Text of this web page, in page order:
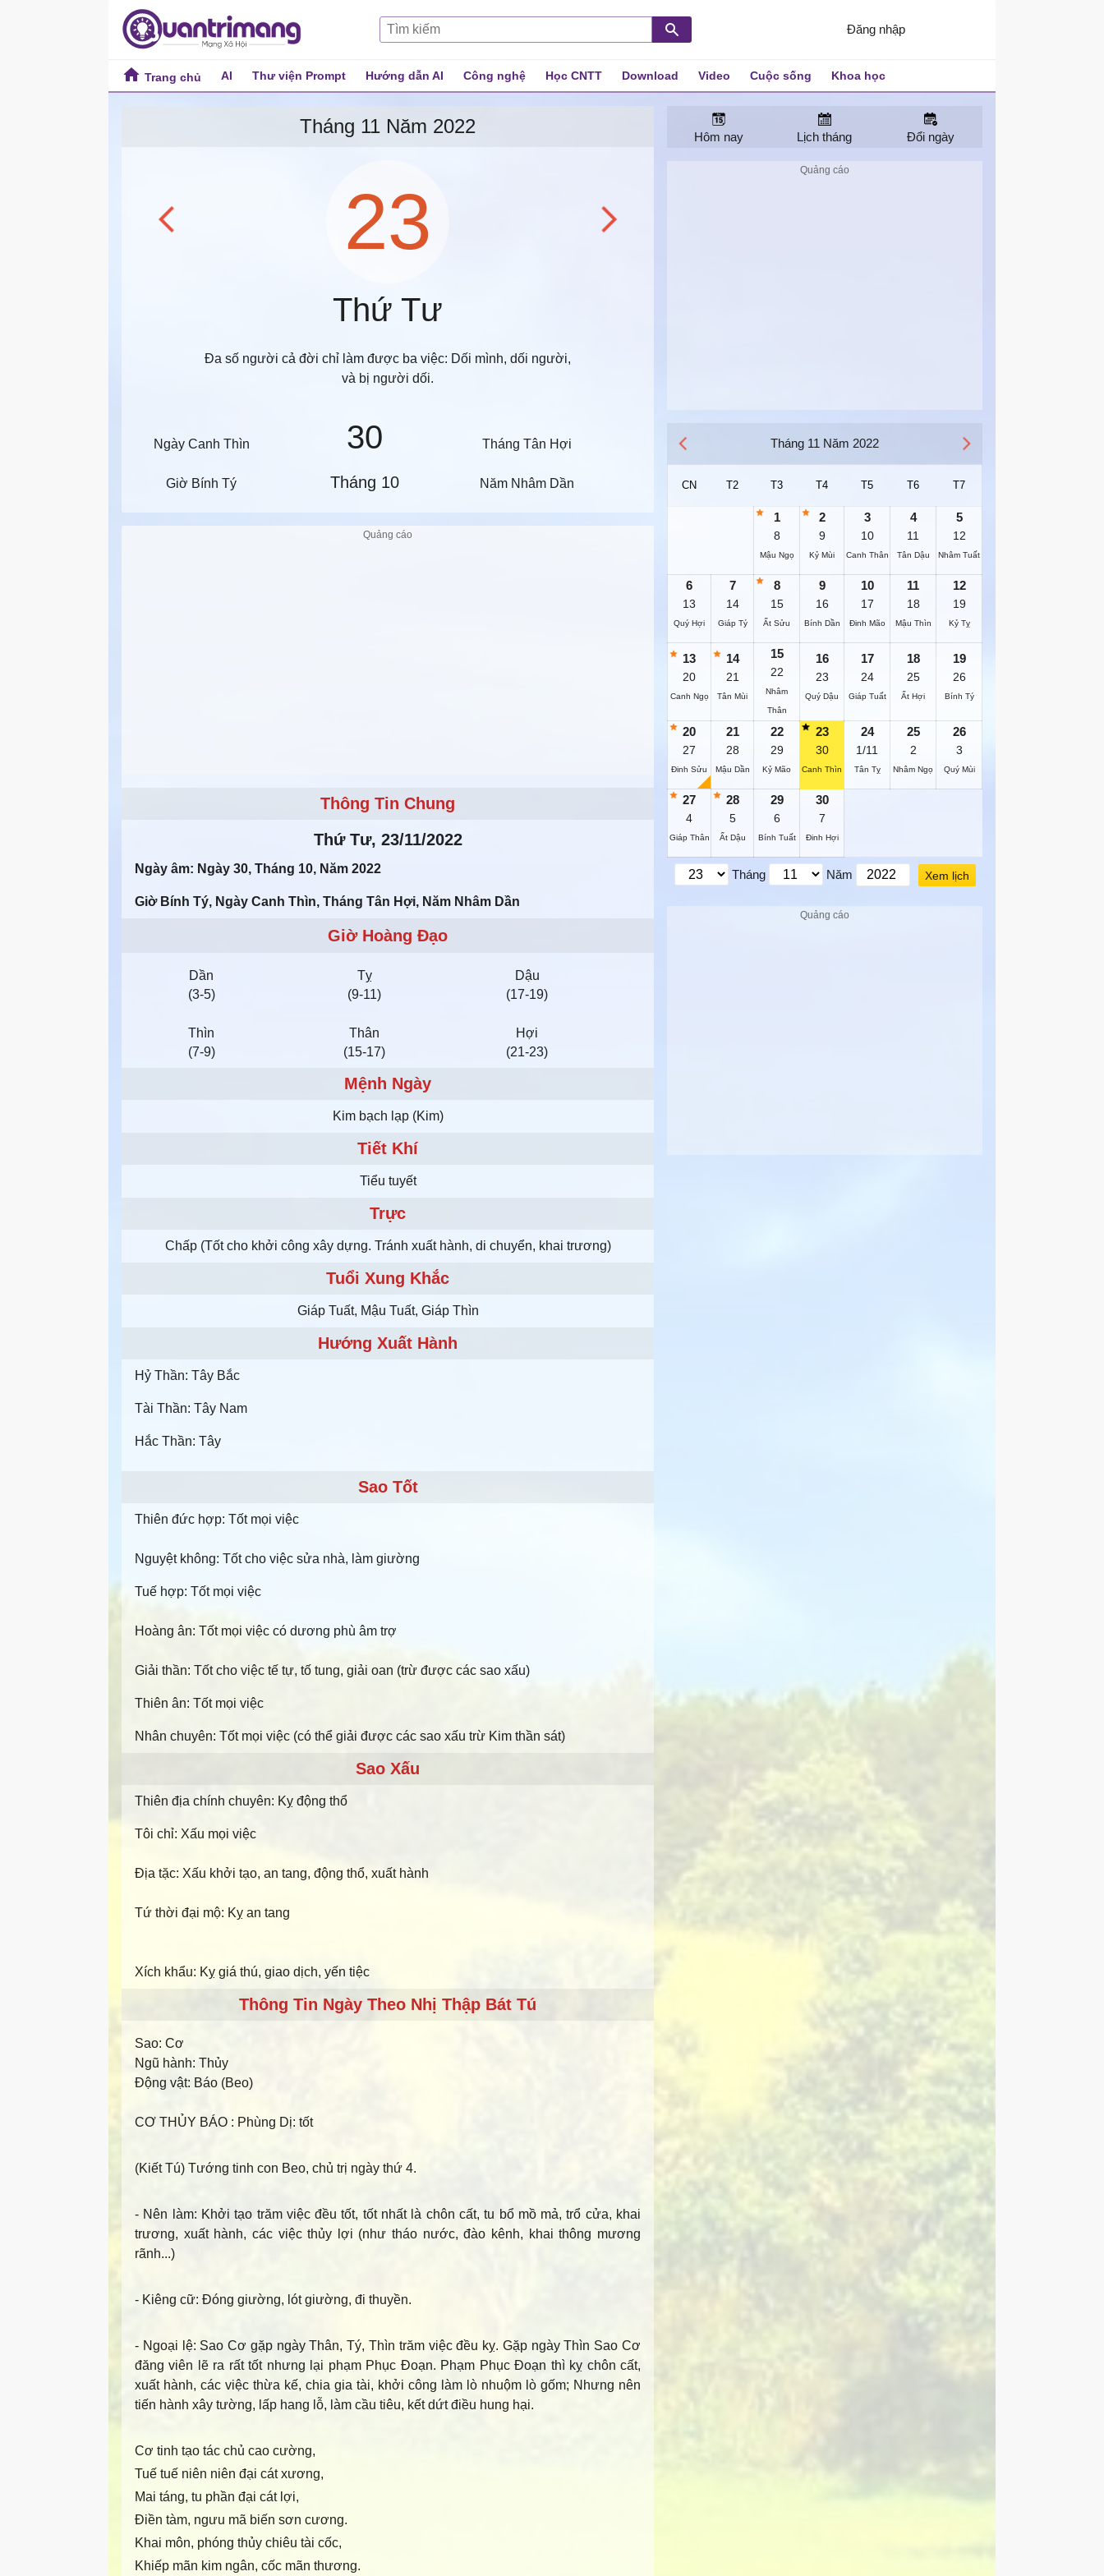
Đăng nhập
Trang chủ AI Thư viện Prompt Hướng dẫn AI Công nghệ Học CNTT Download Video Cuộc sống Khoa học
Hôm nay Lịch tháng Đổi ngày
Tháng 11 Năm 2022
23
Thứ Tư
Đa số người cả đời chỉ làm được ba việc: Dối mình, dối người,
và bị người dối.
Ngày Canh Thìn 30 Tháng Tân Hợi
Giờ Bính Tý Tháng 10 Năm Nhâm Dần
Thông Tin Chung
Thứ Tư, 23/11/2022
Ngày âm: Ngày 30, Tháng 10, Năm 2022
Giờ Bính Tý, Ngày Canh Thìn, Tháng Tân Hợi, Năm Nhâm Dần
Giờ Hoàng Đạo
Dần
(3-5)
Tỵ
(9-11)
Dậu
(17-19)
Thìn
(7-9)
Thân
(15-17)
Hợi
(21-23)
Mệnh Ngày
Kim bạch lạp (Kim)
Tiết Khí
Tiểu tuyết
Trực
Chấp (Tốt cho khởi công xây dựng. Tránh xuất hành, di chuyển, khai trương)
Tuổi Xung Khắc
Giáp Tuất, Mậu Tuất, Giáp Thìn
Hướng Xuất Hành
Hỷ Thần: Tây Bắc
Tài Thần: Tây Nam
Hắc Thần: Tây
Sao Tốt
Thiên đức hợp: Tốt mọi việc
Nguyệt không: Tốt cho việc sửa nhà, làm giường
Tuế hợp: Tốt mọi việc
Hoàng ân: Tốt mọi việc có dương phù âm trợ
Giải thần: Tốt cho việc tế tự, tố tung, giải oan (trừ được các sao xấu)
Thiên ân: Tốt mọi việc
Nhân chuyên: Tốt mọi việc (có thể giải được các sao xấu trừ Kim thần sát)
Sao Xấu
Thiên địa chính chuyên: Kỵ động thổ
Tôi chỉ: Xấu mọi việc
Địa tặc: Xấu khởi tạo, an tang, động thổ, xuất hành
Tứ thời đại mộ: Kỵ an tang
Xích khẩu: Kỵ giá thú, giao dịch, yến tiệc
Thông Tin Ngày Theo Nhị Thập Bát Tú
Sao: Cơ
Ngũ hành: Thủy
Động vật: Báo (Beo)
CƠ THỦY BÁO : Phùng Dị: tốt
(Kiết Tú) Tướng tinh con Beo, chủ trị ngày thứ 4.
- Nên làm: Khởi tạo trăm việc đều tốt, tốt nhất là chôn cất, tu bổ mồ mả, trổ cửa, khai
trương, xuất hành, các việc thủy lợi (như tháo nước, đào kênh, khai thông mương
rãnh...)
- Kiêng cữ: Đóng giường, lót giường, đi thuyền.
- Ngoại lệ: Sao Cơ gặp ngày Thân, Tý, Thìn trăm việc đều kỵ. Gặp ngày Thìn Sao Cơ
đăng viên lẽ ra rất tốt nhưng lại phạm Phục Đoạn. Phạm Phục Đoạn thì kỵ chôn cất,
xuất hành, các việc thừa kế, chia gia tài, khởi công làm lò nhuộm lò gốm; Nhưng nên
tiến hành xây tường, lấp hang lỗ, làm cầu tiêu, kết dứt điều hung hại.
Cơ tinh tạo tác chủ cao cường,
Tuế tuế niên niên đại cát xương,
Mai táng, tu phần đại cát lợi,
Điền tàm, ngưu mã biến sơn cương.
Khai môn, phóng thủy chiêu tài cốc,
Khiếp mãn kim ngân, cốc mãn thương.
Tháng 11 Năm 2022
CN T2 T3 T4 T5 T6 T7
1
8
Mậu Ngọ
2
9
Kỷ Mùi
3
10
Canh Thân
4
11
Tân Dậu
5
12
Nhâm Tuất
6
13
Quý Hợi
7
14
Giáp Tý
8
15
Ất Sửu
9
16
Bính Dần
10
17
Đinh Mão
11
18
Mậu Thìn
12
19
Kỷ Tỵ
13
20
Canh Ngọ
14
21
Tân Mùi
15
22
Nhâm
Thân
16
23
Quý Dậu
17
24
Giáp Tuất
18
25
Ất Hợi
19
26
Bính Tý
20
27
Đinh Sửu
21
28
Mậu Dần
22
29
Kỷ Mão
23
30
Canh Thìn
24
1/11
Tân Tỵ
25
2
Nhâm Ngọ
26
3
Quý Mùi
27
4
Giáp Thân
28
5
Ất Dậu
29
6
Bính Tuất
30
7
Đinh Hợi
Tháng Năm Xem lịch